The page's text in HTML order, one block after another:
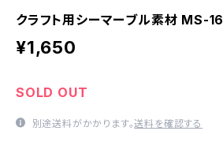
クラフト用シーマーブル素材 MS-16
¥1,650
SOLD OUT
別途送料がかかります。送料を確認する